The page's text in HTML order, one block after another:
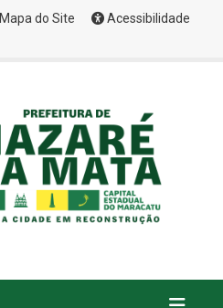
Mapa do Site
Acessibilidade